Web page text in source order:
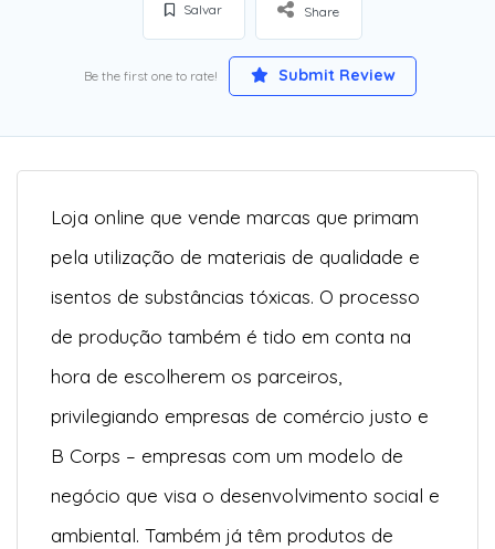
Salvar Share
Be the first one to rate! Submit Review
Loja online que vende marcas que primam
pela utilização de materiais de qualidade e
isentos de substâncias tóxicas. O processo
de produção também é tido em conta na
hora de escolherem os parceiros,
privilegiando empresas de comércio justo e
B Corps – empresas com um modelo de
negócio que visa o desenvolvimento social e
ambiental. Também já têm produtos de